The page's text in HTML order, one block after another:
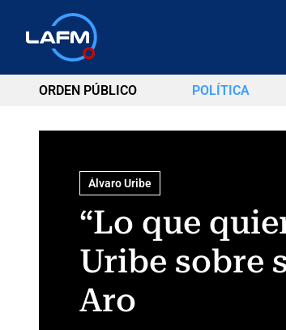
ORDEN PÚBLICO POLÍTICA
Álvaro Uribe
“Lo que
Uribe sobre
Aro